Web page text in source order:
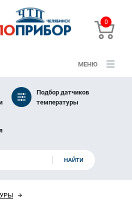
МЕНЮ
0
Подбор датчиков
температуры